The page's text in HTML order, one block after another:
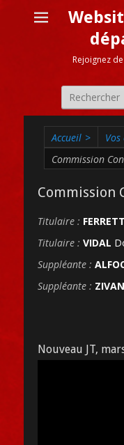
Rejoignez
Recherche
pour:
Accueil > Vos
Commission
Commission
Titulaire :
Titulaire : VIDAL
Suppléante :
Suppléante :
Nouveau JT,